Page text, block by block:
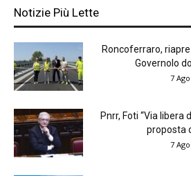
Notizie Più Lette
Roncoferraro,
Governolo
7
Pnrr, Foti “Via libera
proposta
7